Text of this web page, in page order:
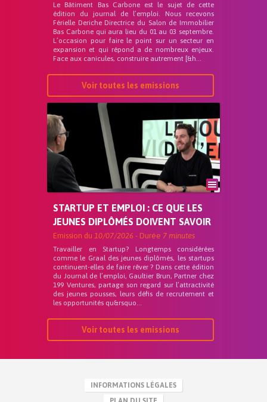
Le Bâtiment Bas Carbone est le sujet de cette
édition du journal de l’emploi. Nous recevons
Férielle Deriche Directrice du Salon de Immobilier
Bas Carbone qui aura lieu du 01 au 03 septembre.
L’occasion pour faire le point sur un secteur en
expansion et qui répond a de nombreux enjeux.
Face aux canicules, construire autrement [&h...
Voir toutes les emissions
STARTUP ET EMPLOI : CE QUE LES
JEUNES DIPLÔMÉS DOIVENT SAVOIR
Emission du 10/07/2026 - Durée 7 minutes
Travailler en Startup? Longtemps considérées
comme le Graal des jeunes diplômés, les startups
continuent-elles de faire rêver ? Dans cette édition
du Journal de l’emploi, Gaultier Brun, Partner chez
199 Ventures, partage son regard sur l’attractivité
des jeunes pousses, leurs défis de recrutement et
les opportunités qu&rsquo...
Voir toutes les emissions
INFORMATIONS LÉGALES